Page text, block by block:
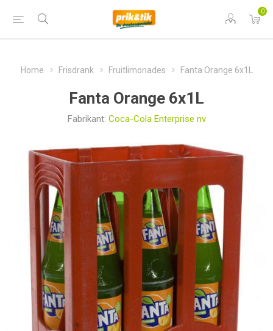
0
Home Frisdrank Fruitlimonades Fanta Orange 6x1L
Fanta Orange 6x1L
Fabrikant: Coca-Cola Enterprise nv